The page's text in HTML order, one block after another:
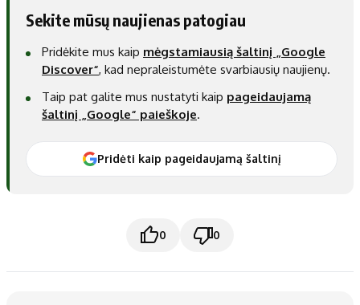
Sekite mūsų naujienas patogiau
Pridėkite mus kaip mėgstamiausią šaltinį „Google
Discover“, kad nepraleistumėte svarbiausių naujienų.
Taip pat galite mus nustatyti kaip pageidaujamą
šaltinį „Google“ paieškoje.
Pridėti kaip pageidaujamą šaltinį
0 0